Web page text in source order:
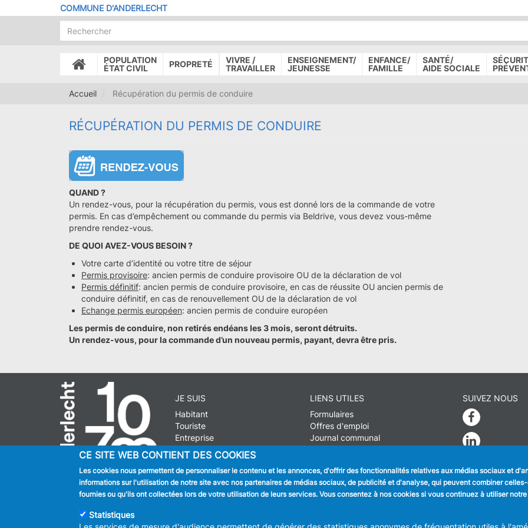
au
COMMUNE D'ANDERLECHT
ACCUEIL
POPULATION
ÉTAT CIVIL
PROPRETÉ
VIVRE /
TRAVAILLER
ENSEIGNEMENT/
JEUNESSE
ENFANCE/
FAMILLE
SANTÉ/
AIDE SOCIALE
Accueil Récupération du permis de conduire
RÉCUPÉRATION DU PERMIS DE CONDUIRE
QUAND ?
Un rendez-vous, pour la récupération du permis, vous est donné lors de la commande de votre
permis. En cas d’empêchement ou commande du permis via Beldrive, vous devez vous-même
prendre rendez-vous.
DE QUOI AVEZ-VOUS BESOIN ?
Votre carte d’identité ou votre titre de séjour
Permis provisoire: ancien permis de conduire provisoire OU de la déclaration de vol
Permis définitif: ancien permis de conduire provisoire, en cas de réussite OU ancien permis de
conduire définitif, en cas de renouvellement OU de la déclaration de vol
Echange permis européen: ancien permis de conduire européen
Les permis de conduire, non retirés endéans les 3 mois, seront détruits.
Un rendez-vous, pour la commande d’un nouveau permis, payant, devra être pris.
JE SUIS
Habitant
Touriste
Entreprise
Journaliste
LIENS UTILES
Formulaires
Offres d'emploi
Journal communal
SUIVEZ NOUS
Facebook
Linkedin
Instagram
CE SITE WEB CONTIENT DES COOKIES
Les cookies nous permettent de personnaliser le contenu et les annonces, d'offrir des fonctionnalités relatives aux médias sociaux et
informations sur l'utilisation de notre site avec nos partenaires de médias sociaux, de publicité et d'analyse, qui peuvent combiner
fournies ou qu'ils ont collectées lors de votre utilisation de leurs services. Vous consentez à nos cookies si vous continuez à utiliser notre
Statistiques